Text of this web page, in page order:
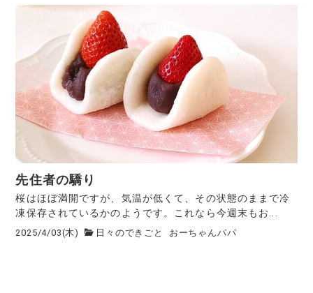
先住者の驕り
桜はほぼ満開ですが、気温が低くて、その状態のままで冷
凍保存されているかのようです。これなら今週末もお...
2025/4/03(木) 日々のできごと おーちゃんパパ